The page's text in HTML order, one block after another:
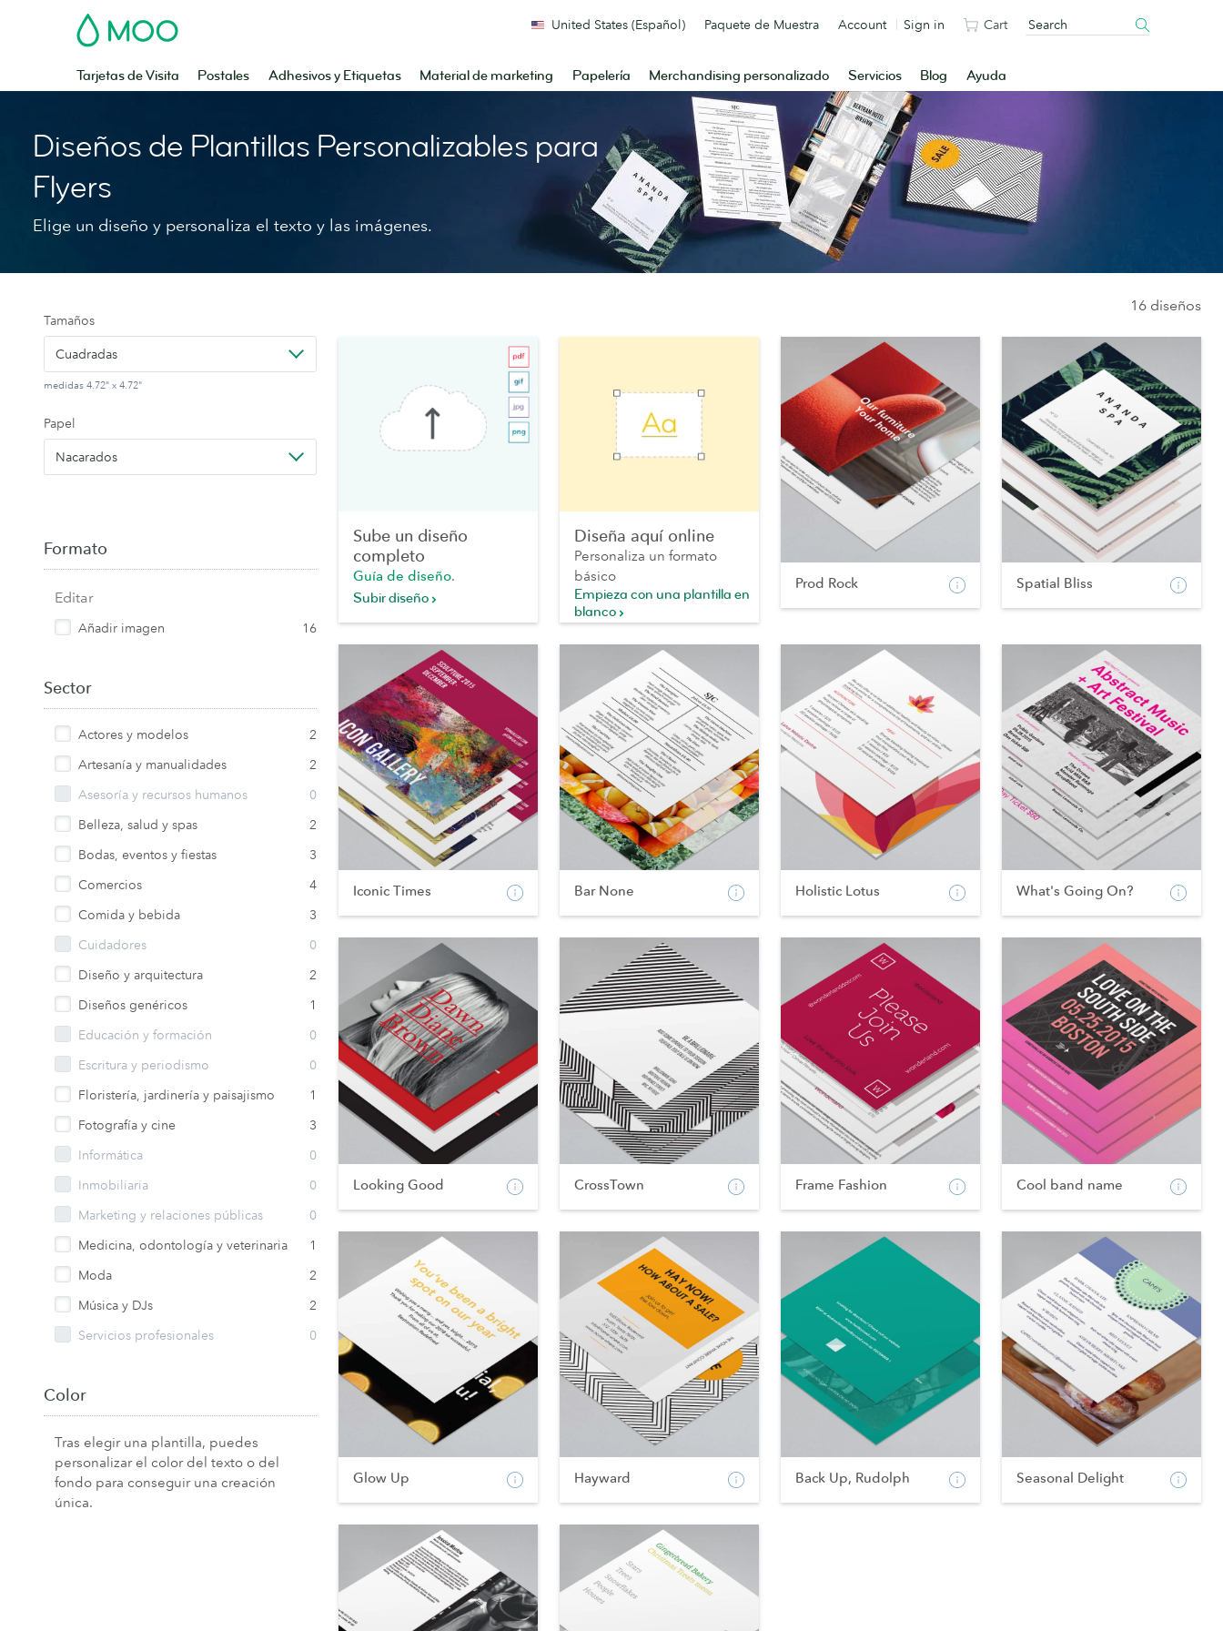
MOO
Tarjetas de Visita Postales Adhesivos y Etiquetas Material de marketing Papelería Merchandising personalizado Servicios Blog Ayuda
United States (Español) Paquete de Muestra Account Sign in Cart
Diseños de Plantillas Personalizables para
Flyers
Elige un diseño y personaliza el texto y las imágenes.
Tamaños
Cuadradas
medidas 4.72" x 4.72"
Papel
Nacarados
Formato
Editar
Añadir imagen 16
Sector
Actores y modelos
2
Artesanía y manualidades
2
Asesoría y recursos humanos
0
Belleza, salud y spas
2
Bodas, eventos y fiestas
3
Comercios
4
Comida y bebida
3
Cuidadores
0
Diseño y arquitectura
2
Diseños genéricos
1
Educación y formación
0
Escritura y periodismo
0
Floristería, jardinería y paisajismo
1
Fotografía y cine
3
Informática
0
Inmobiliaria
0
Marketing y relaciones públicas
0
Medicina, odontología y veterinaria
1
Moda
2
Música y DJs
2
Servicios profesionales
0
Color
Tras elegir una plantilla, puedes
personalizar el color del texto o del
fondo para conseguir una creación
única.
16 diseños
Sube un diseño
completo
Guía de diseño.
Subir diseño
Diseña aquí online
Personaliza un formato
básico
Empieza con una plantilla en
blanco
Prod Rock Spatial Bliss
Iconic Times Bar None Holistic Lotus What's Going On?
Looking Good CrossTown Frame Fashion Cool band name
Glow Up Hayward Back Up, Rudolph Seasonal Delight